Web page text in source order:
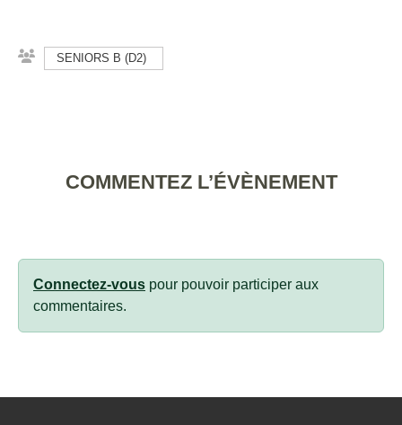
SENIORS B (D2)
COMMENTEZ L’ÉVÈNEMENT
Connectez-vous pour pouvoir participer aux
commentaires.